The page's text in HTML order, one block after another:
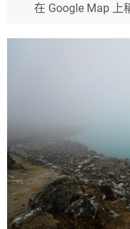
在 Google Map 上